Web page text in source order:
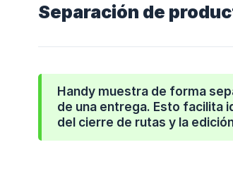
Separación de
Handy muestra de forma
de una entrega. Esto facilita
del cierre de rutas y la